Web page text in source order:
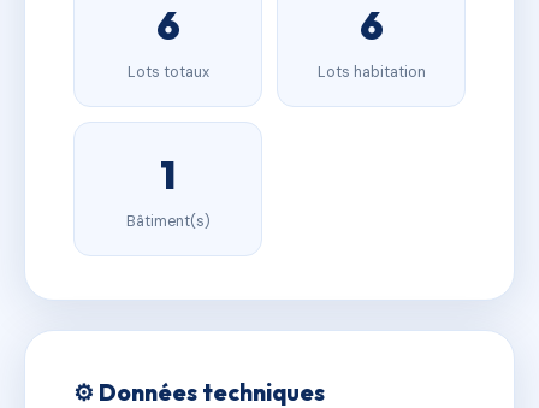
6
Lots totaux
6
Lots habitation
1
Bâtiment(s)
⚙️ Données techniques